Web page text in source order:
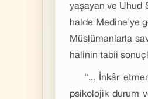
yaşayan ve Uhud
halde Medine’ye
Müslümanlarla
halinin tabii
“... İnkâr
psikolojik durum